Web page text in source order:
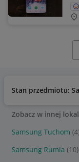
Stan przedmiotu:
Zobacz w innej
Samsung Tuchom
Samsung Rumia (10)